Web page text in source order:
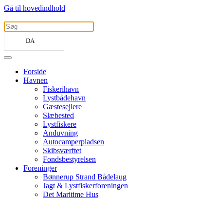
Gå til hovedindhold
DA
Forside
Havnen
Fiskerihavn
Lystbådehavn
Gæstesejlere
Slæbested
Lystfiskere
Anduvning
Autocamperpladsen
Skibsværftet
Fondsbestyrelsen
Foreninger
Bønnerup Strand Bådelaug
Jagt & Lystfiskerforeningen
Det Maritime Hus